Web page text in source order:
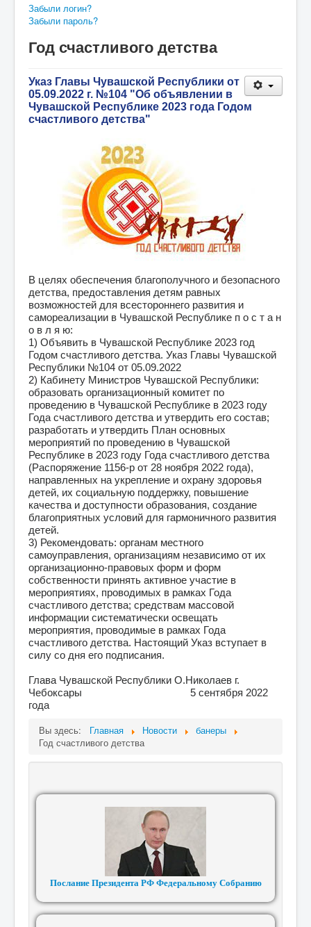
Забыли логин?
Забыли пароль?
Год счастливого детства
Указ Главы Чувашской Республики от
05.09.2022 г. №104 "Об объявлении в
Чувашской Республике 2023 года Годом
счастливого детства"
В целях обеспечения благополучного и безопасного
детства, предоставления детям равных
возможностей для всестороннего развития и
самореализации в Чувашской Республике п о с т а н
о в л я ю:
1) Объявить в Чувашской Республике 2023 год
Годом счастливого детства. Указ Главы Чувашской
Республики №104 от 05.09.2022
2) Кабинету Министров Чувашской Республики:
образовать организационный комитет по
проведению в Чувашской Республике в 2023 году
Года счастливого детства и утвердить его состав;
разработать и утвердить План основных
мероприятий по проведению в Чувашской
Республике в 2023 году Года счастливого детства
(Распоряжение 1156-р от 28 ноября 2022 года),
направленных на укрепление и охрану здоровья
детей, их социальную поддержку, повышение
качества и доступности образования, создание
благоприятных условий для гармоничного развития
детей.
3) Рекомендовать: органам местного
самоуправления, организациям независимо от их
организационно-правовых форм и форм
собственности принять активное участие в
мероприятиях, проводимых в рамках Года
счастливого детства; средствам массовой
информации систематически освещать
мероприятия, проводимые в рамках Года
счастливого детства. Настоящий Указ вступает в
силу со дня его подписания.
Глава Чувашской Республики О.Николаев г.
Чебоксары 5 сентября 2022
года
Вы здесь: Главная Новости
банеры
Год счастливого детства
Послание Президента РФ Федеральному Собранию